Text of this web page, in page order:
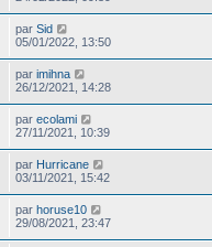
par Sid
05/01/2022, 13:50
par imihna
26/12/2021, 14:28
par ecolami
27/11/2021, 10:39
par Hurricane
03/11/2021, 15:42
par horuse10
29/08/2021, 23:47